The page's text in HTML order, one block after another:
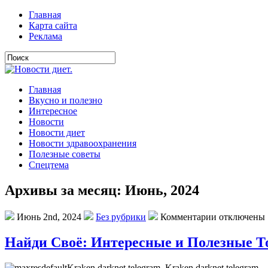
Главная
Карта сайта
Реклама
Главная
Вкусно и полезно
Интересное
Новости
Новости диет
Новости здравоохранения
Полезные советы
Спецтема
Архивы за месяц: Июнь, 2024
Июнь 2nd, 2024 Без рубрики Комментарии отключены
Найди Своё: Интересные и Полезные